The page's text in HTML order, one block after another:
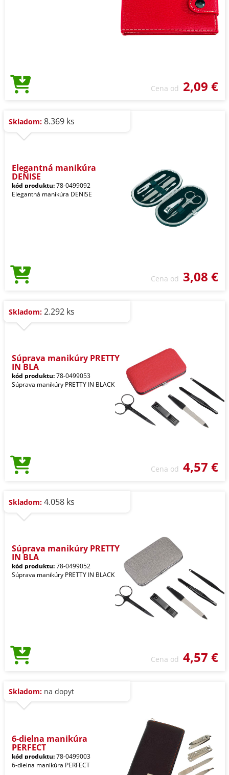
Cena od 2,09 €
Skladom: 8.369 ks
Elegantná manikúra
DENISE
kód produktu:78-0499092
Elegantná manikúra DENISE
Cena od 3,08 €
Skladom: 2.292 ks
Súprava manikúry PRETTY
IN BLA
kód produktu:78-0499053
Súprava manikúry PRETTY IN BLACK
Cena od 4,57 €
Skladom: 4.058 ks
Súprava manikúry PRETTY
IN BLA
kód produktu:78-0499052
Súprava manikúry PRETTY IN BLACK
Cena od 4,57 €
Skladom: na dopyt
6-dielna manikúra
PERFECT
kód produktu:78-0499003
6-dielna manikúra PERFECT